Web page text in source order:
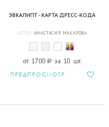
ЭВКАЛИПТ - КАРТА ДРЕСС-КОДА
АВТОР: АНАСТАСИЯ МАКАРОВА
от 1700 a за 10 шт.
ПРЕДПРОСМОТР